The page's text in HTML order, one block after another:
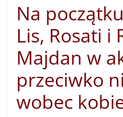
Na
Lis, Rosati i
Majdan w
przeciwko
wobec